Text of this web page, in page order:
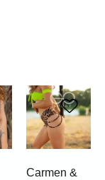
Carmen &